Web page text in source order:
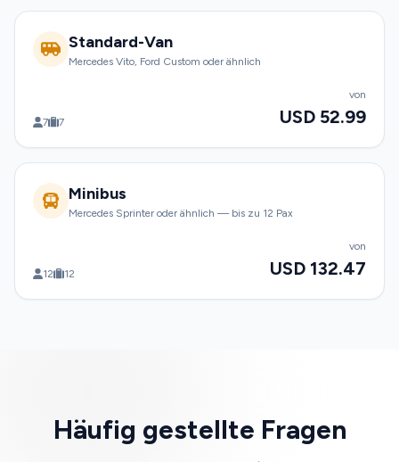
Standard-Van
Mercedes Vito, Ford Custom oder ähnlich
7 7
von
USD 52.99
Minibus
Mercedes Sprinter oder ähnlich — bis zu 12 Pax
12 12
von
USD 132.47
Häufig gestellte Fragen